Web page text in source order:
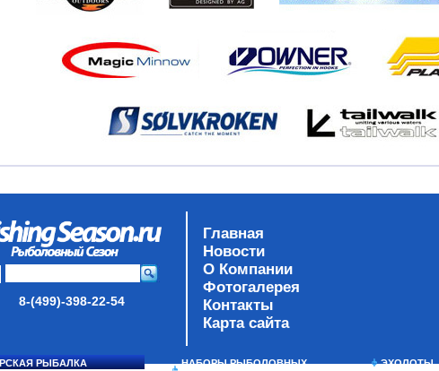
8-(499)-398-22-54
Главная
Новости
О Компании
Фотогалерея
Контакты
Карта сайта
РЫБАЛКА НАБОРЫ РЫБОЛОВНЫХ ЭХОЛОТЫ